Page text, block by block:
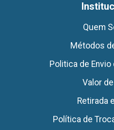
Quem
Métodos
Politica de
Valor
Retirada
Política de